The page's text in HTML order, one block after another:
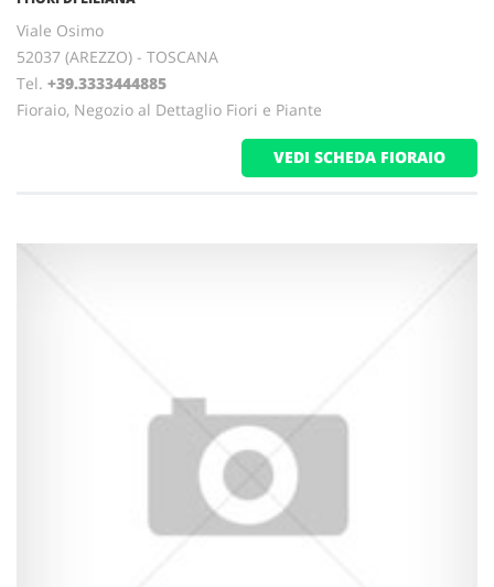
Viale Osimo
52037 (AREZZO) - TOSCANA
Tel. +39.3333444885
Fioraio, Negozio al Dettaglio Fiori e Piante
VEDI SCHEDA FIORAIO